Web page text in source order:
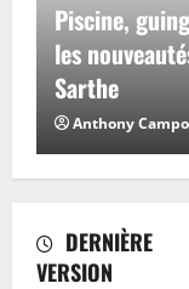
DERNIÈRE
VERSION
Piscine,
les
Sarthe
Anthony